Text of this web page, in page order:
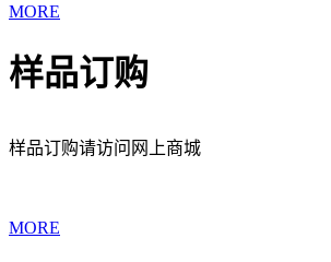
MORE
样品订购
样品订购请访问网上商城
MORE